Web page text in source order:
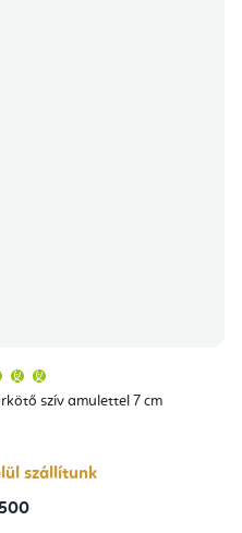
szív amulettel 7 cm
átlagos
értékelése
csillag.
szállítunk